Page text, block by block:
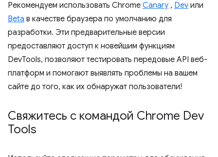
Рекомендуем использовать Chrome Canary , Dev или
Beta в качестве браузера по умолчанию для
разработки. Эти предварительные версии
предоставляют доступ к новейшим функциям
DevTools, позволяют тестировать передовые API веб-
платформ и помогают выявлять проблемы на вашем
сайте до того, как их обнаружат пользователи!
Свяжитесь с командой Chrome Dev
Tools